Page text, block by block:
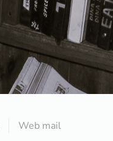
Web mail